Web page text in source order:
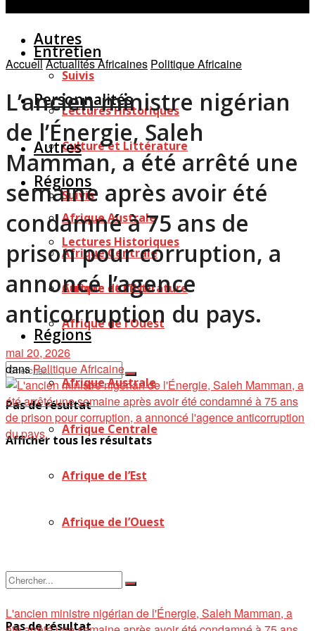
Autres
Suivis
Lectures Historiques
Culture et Littérature
Régions
Afrique Australe
Afrique Centrale
Afrique de l’Est
Afrique de l’Ouest
Pas de résultat
Afficher tous les résultats
Entretien
Personnalités
Autres
Suivis
Lectures Historiques
Culture et Littérature
Régions
Afrique Australe
Afrique Centrale
Afrique de l’Est
Afrique de l’Ouest
Pas de résultat
AccueilActualités Africaines Politique Africaine
L’ancien ministre nigérian
de l’Énergie, Saleh
Mamman, a été arrêté une
semaine après avoir été
condamné à 75 ans de
prison pour corruption, a
annoncé l’agence
anticorruption du pays.
mai 20, 2026
dans Politique Africaine
L'ancien ministre nigérian de l'Énergie, Saleh Mamman, a